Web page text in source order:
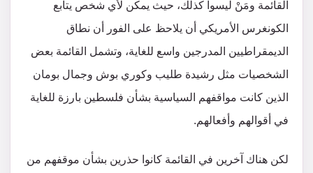
القائمة ومَنْ ليسوا كذلك، حيث يمكن لأي شخص يتابع
الكونغرس الأمريكي أن يلاحظ على الفور أن نطاق
الديمقراطيين المدرجين واسع للغاية، وتشمل القائمة بعض
الشخصيات مثل رشيدة طليب وكوري بوش وجمال بومان
الذين كانت مواقفهم السياسية بشأن فلسطين بارزة للغاية
في أقوالهم وأفعالهم.
لكن هناك آخرين في القائمة كانوا حذرين بشأن موقفهم من